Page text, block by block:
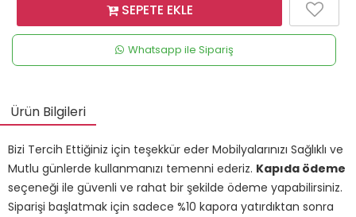
SEPETE EKLE
Whatsapp ile Sipariş
Ürün Bilgileri
Bizi Tercih Ettiğiniz için teşekkür eder Mobilyalarınızı Sağlıklı ve
Mutlu günlerde kullanmanızı temenni ederiz. Kapıda ödeme
seçeneği ile güvenli ve rahat bir şekilde ödeme yapabilirsiniz.
Siparişi başlatmak için sadece %10 kapora yatırdıktan sonra